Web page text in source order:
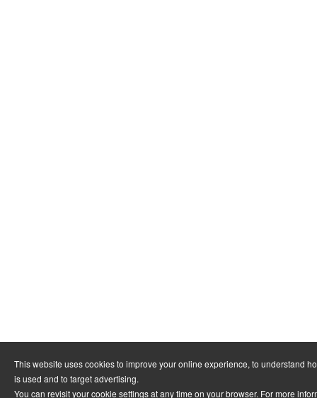
This website uses cookies to improve your online experience, to understand
is used and to target advertising.
You can revisit your cookie settings at any time on your browser. For more